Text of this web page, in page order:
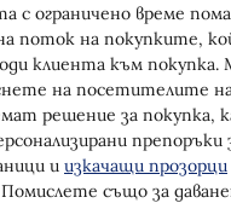
с ограничено време
поток на покупките,
клиента към
на посетителите
решение за покупка,
препоръки
и изкачащи прозорци
също за